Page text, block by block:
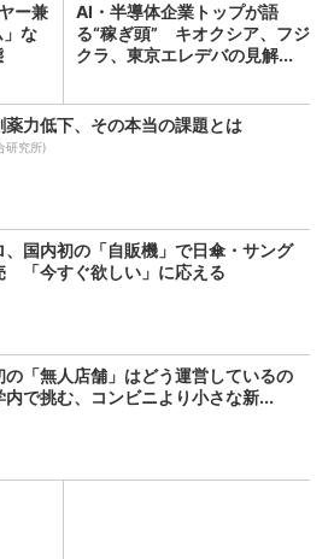
ー兼
な
AI・半導体企業トップが語
る“稼ぎ頭” キオクシア、フジ
クラ、東京エレデバの見解...
薬力低下、その本当の課題とは
研究所)
、国内初の「自販機」で日傘・サング
「今すぐ欲しい」に応える
の「無人店舗」はどう運営しているの
で挑む、コンビニより小さな新...